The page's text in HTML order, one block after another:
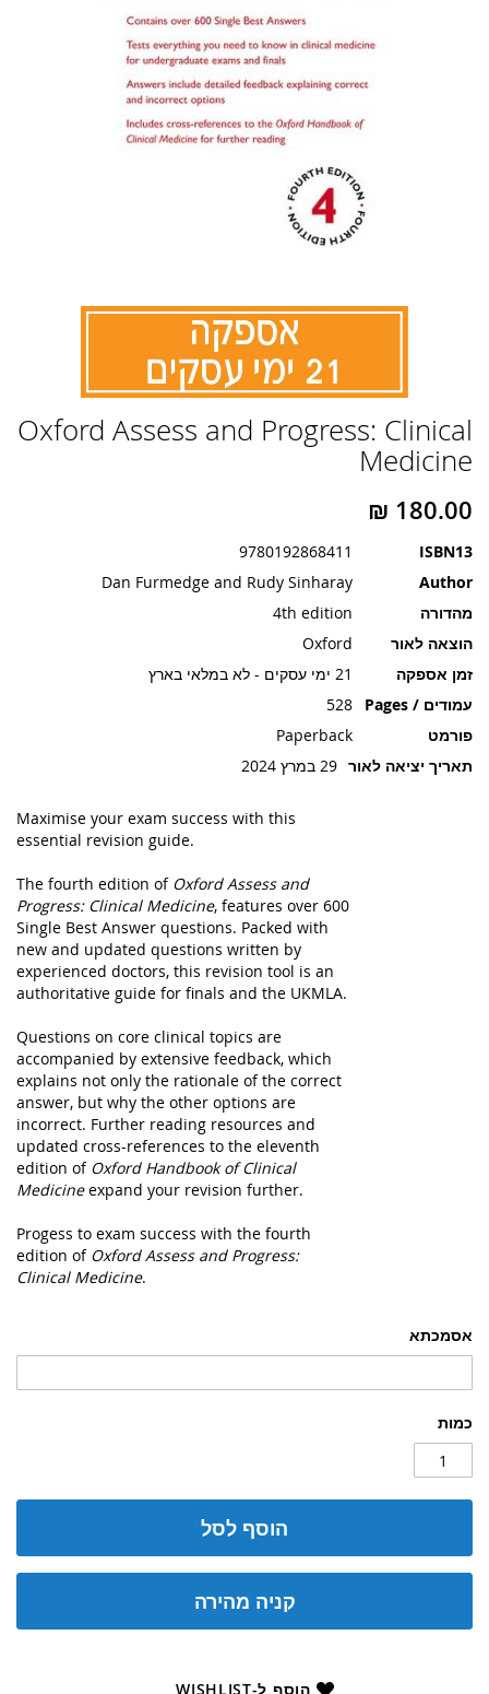
אסמכתא
כמות
הוסף לסל
קניה מהירה
הוסף ל-WISHLIST
Oxford Assess and Progress: Clinical
Medicine
ISBN13
9780192868411
Author
Dan Furmedge and Rudy Sinharay
מהדורה
4th edition
הוצאה לאור
Oxford
זמן אספקה
21 ימי עסקים - לא במלאי בארץ
עמודים / Pages
528
פורמט
Paperback
תאריך יציאה לאור 29 במרץ 2024
Maximise your exam success with this
essential revision guide.
The fourth edition of Oxford Assess and
Progress: Clinical Medicine, features over 600
Single Best Answer questions. Packed with
new and updated questions written by
experienced doctors, this revision tool is an
authoritative guide for finals and the UKMLA.
Questions on core clinical topics are
accompanied by extensive feedback, which
explains not only the rationale of the correct
answer, but why the other options are
incorrect. Further reading resources and
updated cross-references to the eleventh
edition of Oxford Handbook of Clinical
Medicineexpand your revision further.
Progess to exam success with the fourth
edition of Oxford Assess and Progress:
Clinical Medicine.
להתחלה
של
גלריית